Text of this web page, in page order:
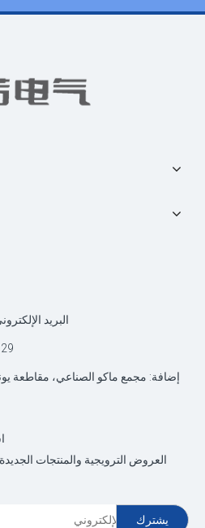
البريد
إضافة: مجمع ماكو الصناعي، مقاطعة
العروض الترويجية والمنتجات
يشترك